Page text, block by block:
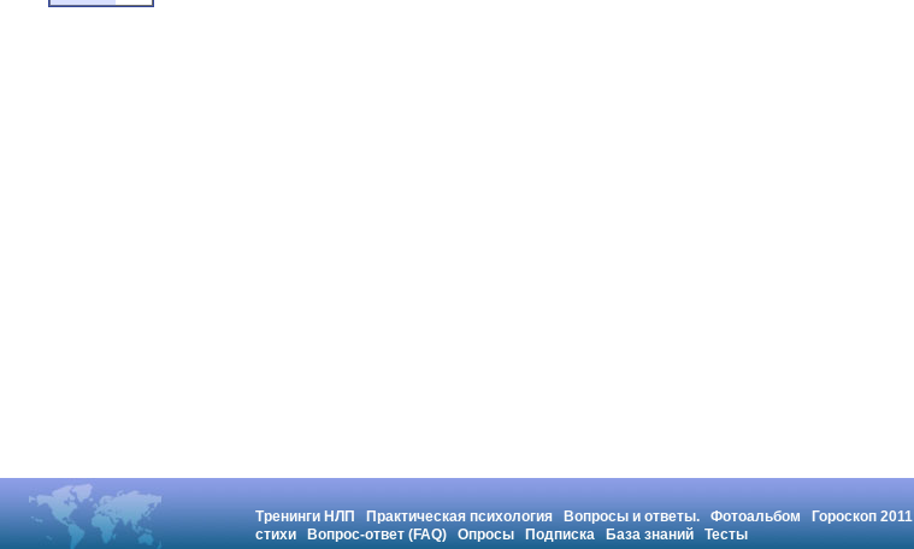
Тренинги НЛП Практическая психология Вопросы и ответы. Фотоальбом Гороскоп 2011
стихи
Вопрос-ответ (FAQ) Опросы Подписка База знаний Тесты